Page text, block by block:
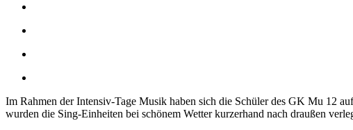
Im Rahmen der Intensiv-Tage Musik haben sich die Schüler des GK Mu 12
wurden die Sing-Einheiten bei schönem Wetter kurzerhand nach draußen